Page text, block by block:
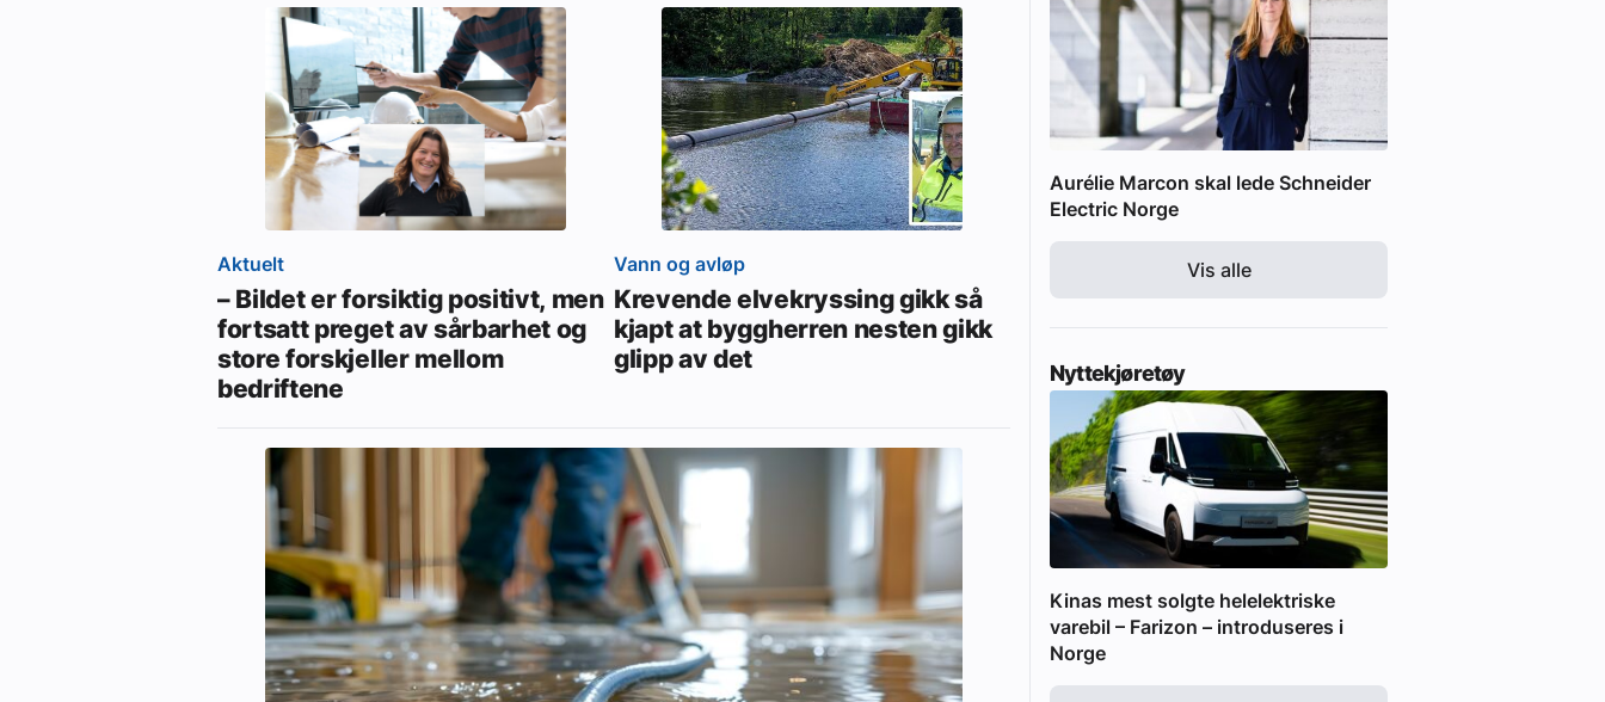
Aktuelt
– Bildet er forsiktig positivt, men
fortsatt preget av sårbarhet og
store forskjeller mellom
bedriftene
Vann og avløp
Krevende elvekryssing gikk så
kjapt at byggherren nesten gikk
glipp av det
Aurélie Marcon skal lede Schneider
Electric Norge
Vis alle
Nyttekjøretøy
Kinas mest solgte helelektriske
varebil – Farizon – introduseres i
Norge